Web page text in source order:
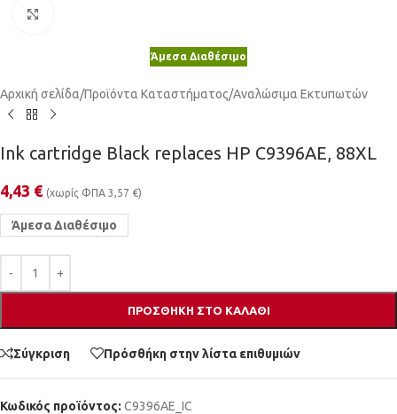
Άμεσα Διαθέσιμο
Αρχική σελίδα/Προϊόντα Καταστήματος/Αναλώσιμα Εκτυπωτών
Ink cartridge Black replaces HP C9396AE, 88XL
4,43 € (χωρίς ΦΠΑ 3,57 €)
Άμεσα Διαθέσιμο
ΠΡΟΣΘΉΚΗ ΣΤΟ ΚΑΛΆΘΙ
Σύγκριση Πρόσθήκη στην λίστα επιθυμιών
Κωδικός προϊόντος: C9396AE_IC